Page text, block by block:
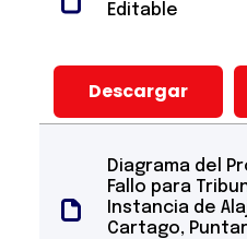
Editable
Descargar
Diagrama del
Fallo para
Instancia de Alajuela, Heredia,
Cartago,